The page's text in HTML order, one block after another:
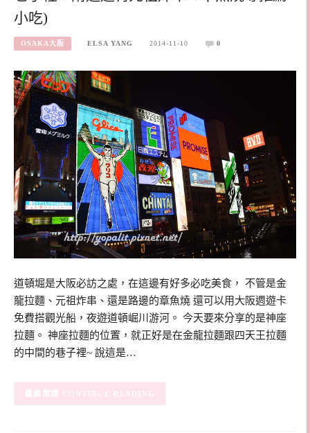
小吃)
OSAKA大阪 ELSA YANG 2014-11-10 0
道頓堀是大阪必訪之處，在這邊有好多必吃美食， 不管是金
龍拉麵、元祖炸串、還是路邊的章魚燒 還可以用大阪週遊卡
免費搭觀光船，夜遊道頓崛川游河。 今天要來分享的是神座
拉麵。 神座拉麵的位置，就正好是在金龍拉麵跟四天王拉麵
的中間的巷子裡~ 說這是…
CONTINUE READING